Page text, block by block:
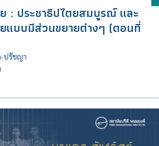
: ประชาธิปไตยสมบูรณ์ และ
แบบมีส่วนขยายต่างๆ (ตอนที่
ปรัชญา